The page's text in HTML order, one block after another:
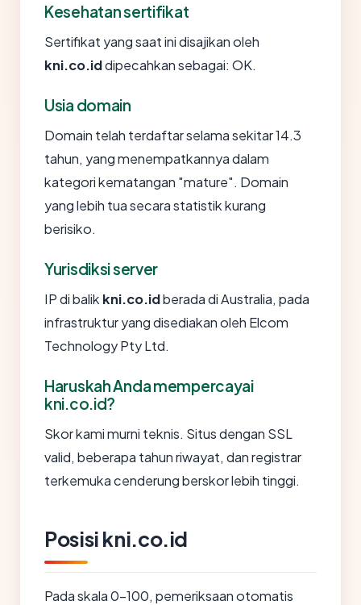
Kesehatan sertifikat
Sertifikat yang saat ini disajikan oleh
kni.co.iddipecahkan sebagai: OK.
Usia domain
Domain telah terdaftar selama sekitar 14.3
tahun, yang menempatkannya dalam
kategori kematangan "mature". Domain
yang lebih tua secara statistik kurang
berisiko.
Yurisdiksi server
IP di balik kni.co.idberada di Australia, pada
infrastruktur yang disediakan oleh Elcom
Technology Pty Ltd.
Haruskah Anda mempercayai
kni.co.id?
Skor kami murni teknis. Situs dengan SSL
valid, beberapa tahun riwayat, dan registrar
terkemuka cenderung berskor lebih tinggi.
Posisi kni.co.id
Pada skala 0-100, pemeriksaan otomatis